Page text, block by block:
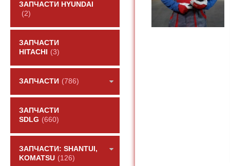
ЗАПЧАСТИ HYUNDAI
(2)
ЗАПЧАСТИ
HITACHI
(3)
ЗАПЧАСТИ (786)
ЗАПЧАСТИ
SDLG (660)
ЗАПЧАСТИ: SHANTUI,
KOMATSU (126)